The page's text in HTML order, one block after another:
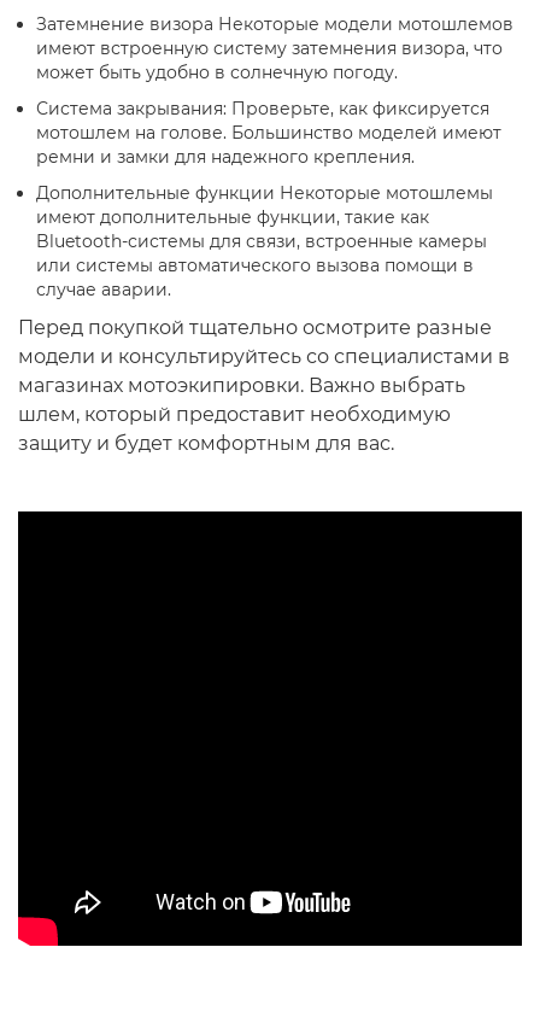
Затемнение визора Некоторые модели мотошлемов
имеют встроенную систему затемнения визора, что
может быть удобно в солнечную погоду.
Система закрывания: Проверьте, как фиксируется
мотошлем на голове. Большинство моделей имеют
ремни и замки для надежного крепления.
Дополнительные функции Некоторые мотошлемы
имеют дополнительные функции, такие как
Bluetooth-системы для связи, встроенные камеры
или системы автоматического вызова помощи в
случае аварии.
Перед покупкой тщательно осмотрите разные
модели и консультируйтесь со специалистами в
магазинах мотоэкипировки. Важно выбрать
шлем, который предоставит необходимую
защиту и будет комфортным для вас.